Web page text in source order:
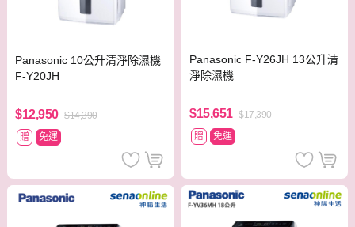
Panasonic 10公升清淨除濕機
F-Y20JH
$12,950 $14,390
贈
免運
Panasonic F-Y26JH 13公升清
淨除濕機
$15,651 $17,390
贈
免運